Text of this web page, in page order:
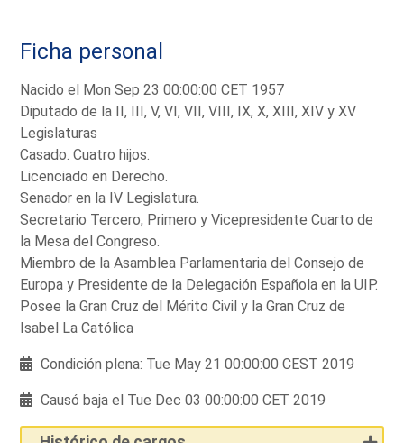
Ficha personal
Nacido el Mon Sep 23 00:00:00 CET 1957
Diputado de la II, III, V, VI, VII, VIII, IX, X, XIII, XIV y XV
Legislaturas
Casado. Cuatro hijos.
Licenciado en Derecho.
Senador en la IV Legislatura.
Secretario Tercero, Primero y Vicepresidente Cuarto de
la Mesa del Congreso.
Miembro de la Asamblea Parlamentaria del Consejo de
Europa y Presidente de la Delegación Española en la UIP.
Posee la Gran Cruz del Mérito Civil y la Gran Cruz de
Isabel La Católica
Condición plena: Tue May 21 00:00:00 CEST 2019
Causó baja el Tue Dec 03 00:00:00 CET 2019